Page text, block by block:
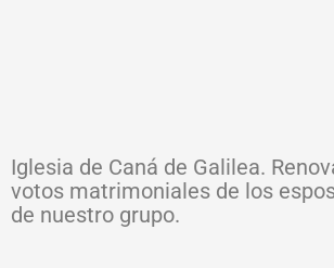
Iglesia de Caná de Galilea.
votos matrimoniales de los
de nuestro grupo.